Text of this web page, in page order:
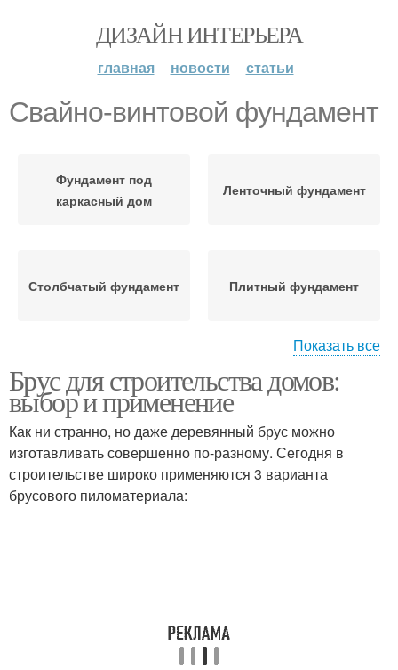
ДИЗАЙН ИНТЕРЬЕРА
главная новости статьи
Свайно-винтовой фундамент
Фундамент под
каркасный дом
Ленточный фундамент
Столбчатый фундамент Плитный фундамент
фундамент
Фундамент на сваях
Мелкозаглубленные
фундаменты
Фундамент от уровня
Показать все
Брус для строительства домов:
выбор и применение
Как ни странно, но даже деревянный брус можно
изготавливать совершенно по-разному. Сегодня в
строительстве широко применяются 3 варианта
брусового пиломатериала: